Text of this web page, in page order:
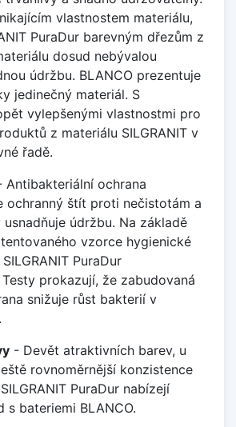
vlastnostem materiálu,
PuraDur barevným dřezům z
dosud nebývalou
údržbu. BLANCO prezentuje
jedinečný materiál. S
vylepšenými vlastnostmi pro
z materiálu SILGRANIT v
řadě.
Antibakteriální ochrana
ochranný štít proti nečistotám a
údržbu. Na základě
vzorce hygienické
PuraDur
prokazují, že zabudovaná
snižuje růst bakterií v
- Devět atraktivních barev, u
rovnoměrnější konzistence
PuraDur nabízejí
s bateriemi BLANCO.